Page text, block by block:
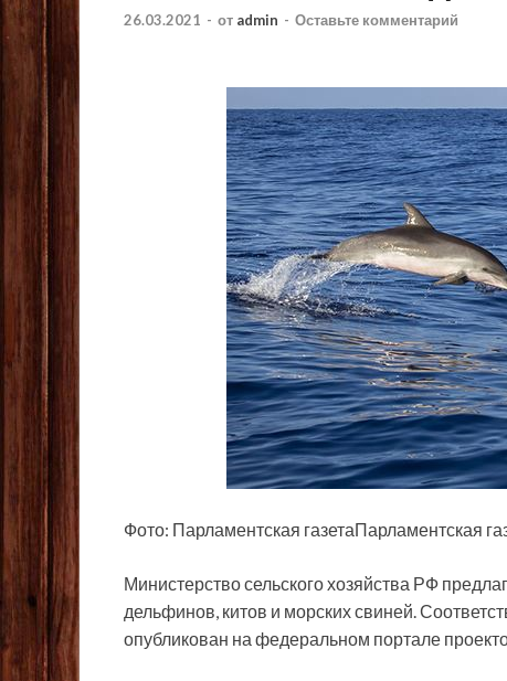
26.03.2021 - от admin - Оставьте комментарий
Фото: Парламентская газетаПарламентская
Министерство сельского хозяйства РФ
дельфинов, китов и морских свиней.
опубликован на федеральном портале